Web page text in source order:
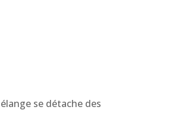
se détache des